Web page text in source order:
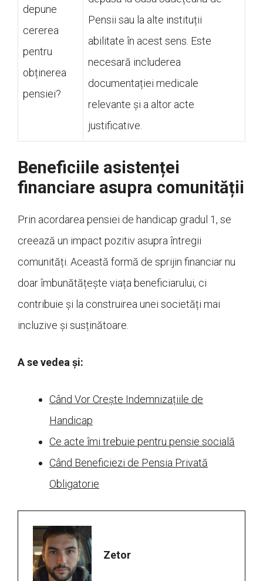
depune
cererea
pentru
obținerea
pensiei?
Pensii sau la alte instituții
abilitate în acest sens. Este
necesară includerea
documentației medicale
relevante și a altor acte
justificative.
Beneficiile asistenței
financiare asupra comunității
Prin acordarea pensiei de handicap gradul 1, se
creează un impact pozitiv asupra întregii
comunități. Această formă de sprijin financiar nu
doar îmbunătățește viața beneficiarului, ci
contribuie și la construirea unei societăți mai
incluzive și susținătoare.
A se vedea și:
Când Vor Crește Indemnizațiile de
Handicap
Ce acte îmi trebuie pentru pensie socială
Când Beneficiezi de Pensia Privată
Obligatorie
Zetor